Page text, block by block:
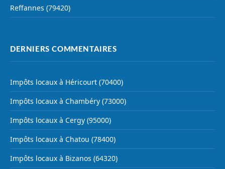
Reffannes (79420)
DERNIERS COMMENTAIRES
Impôts locaux à Héricourt (70400)
Impôts locaux à Chambéry (73000)
Impôts locaux à Cergy (95000)
Impôts locaux à Chatou (78400)
Impôts locaux à Bizanos (64320)